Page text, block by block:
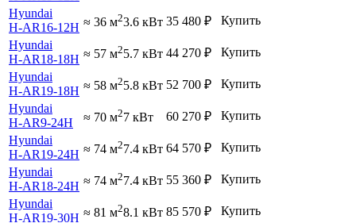
Hyundai
H-AR16-12H ≈ 36 м23.6 кВт 35 480 ₽
Купить
Hyundai
H-AR18-18H ≈ 57 м25.7 кВт 44 270 ₽
Купить
Hyundai
H-AR19-18H ≈ 58 м25.8 кВт 52 700 ₽
Купить
Hyundai
H-AR9-24H
≈ 70 м27 кВт 60 270 ₽
Купить
Hyundai
H-AR19-24H ≈ 74 м27.4 кВт 64 570 ₽
Купить
Hyundai
H-AR18-24H ≈ 74 м27.4 кВт 55 360 ₽
Купить
Hyundai
H-AR19-30H ≈ 81 м28.1 кВт 85 570 ₽ Купить